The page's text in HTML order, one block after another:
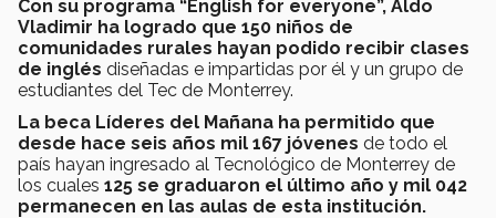
Con su programa “English for everyone”, Aldo
Vladimir ha logrado que 150 niños de
comunidades rurales hayan podido recibir clases
de inglés diseñadas e impartidas por él y un grupo de
estudiantes del Tec de Monterrey.
La beca Líderes del Mañana ha permitido que
desde hace seis años mil 167 jóvenes de todo el
país hayan ingresado al Tecnológico de Monterrey de
los cuales 125 se graduaron el último año y mil 042
permanecen en las aulas de esta institución.